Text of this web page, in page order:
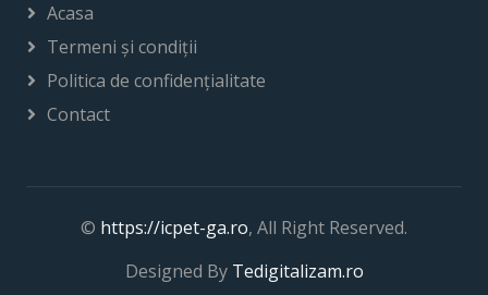
Acasa
Termeni și condiții
Politica de confidențialitate
Contact
© https://icpet-ga.ro, All Right Reserved.
Designed By Tedigitalizam.ro